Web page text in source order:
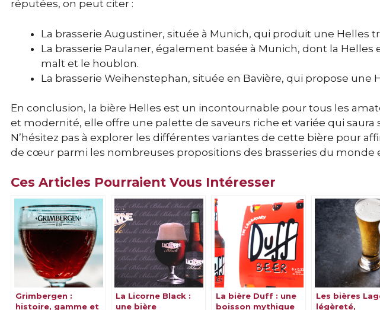
réputées, on peut citer :
La brasserie Augustiner, située à Munich, qui produit une Helles
La brasserie Paulaner, également basée à Munich, dont la
malt et le houblon.
La brasserie Weihenstephan, située en Bavière, qui propose une
En conclusion, la bière Helles est un incontournable pour tous les
et modernité, elle offre une palette de saveurs riche et variée qui saura
N’hésitez pas à explorer les différentes variantes de cette bière pour
de cœur parmi les nombreuses propositions des brasseries du monde
Ces Articles Pourraient Vous Intéresser
Grimbergen :
histoire, gamme et
La Licorne Black :
une bière
La bière Duff : une
boisson mythique
Les bières
légèreté,